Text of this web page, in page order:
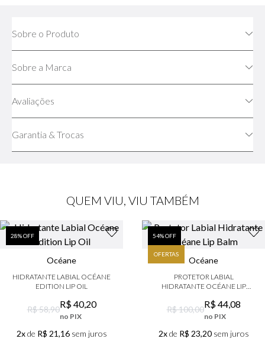
Sobre o Produto
Sobre a Marca
Avaliações
Garantia & Trocas
QUEM VIU, VIU TAMBÉM
28% OFF
Océane
HIDRATANTE LABIAL OCÉANE
EDITION LIP OIL
R$ 58,90R$40,20
no PIX
2xde R$ 21,16sem juros
54% OFF
OFERTAS
Océane
PROTETOR LABIAL
HIDRATANTE OCÉANE LIP
R$ 100,00R$44,08
no PIX
2xde R$ 23,20sem juros